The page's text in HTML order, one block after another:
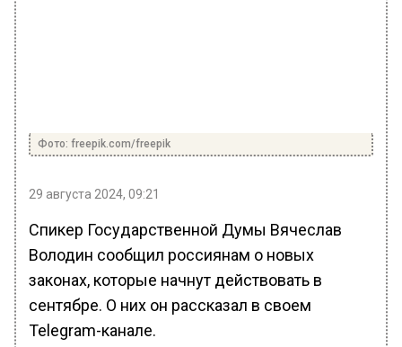
Фото: freepik.com/freepik
29 августа 2024, 09:21
Спикер Государственной Думы Вячеслав
Володин сообщил россиянам о новых
законах, которые начнут действовать в
сентябре. О них он рассказал в своем
Telegram-канале.